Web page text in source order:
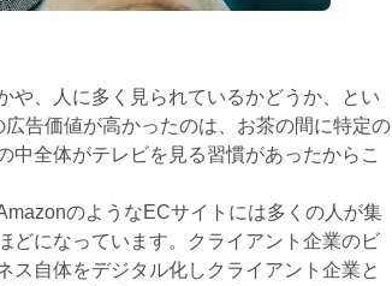
や、人に多く見られているかどうか、とい
告価値が高かったのは、お茶の間に特定の
中全体がテレビを見る習慣があったからこ
のようなECサイトには多くの人が集
どになっています。クライアント企業のビ
ス自体をデジタル化しクライアント企業と